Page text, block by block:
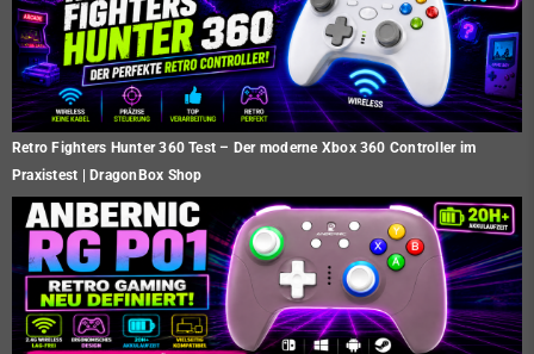
Retro Fighters Hunter 360 Test – Der moderne Xbox 360 Controller im
Praxistest | DragonBox Shop